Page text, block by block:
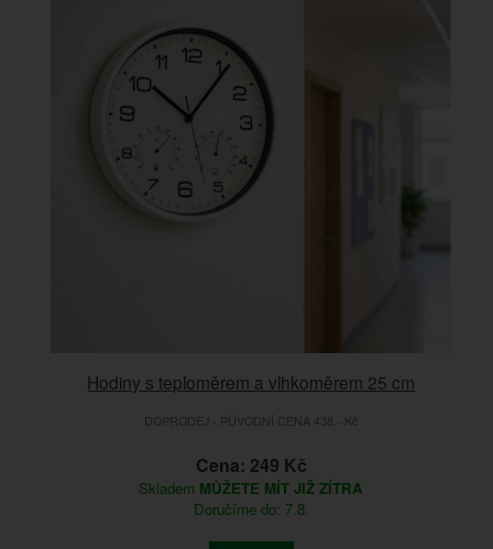
Hodiny s teploměrem a vlhkoměrem 25 cm
DOPRODEJ - PŮVODNÍ CENA 438.- Kč
Cena: 249 Kč
Skladem MŮŽETE MÍT JIŽ ZÍTRA
Doručíme do: 7.8.